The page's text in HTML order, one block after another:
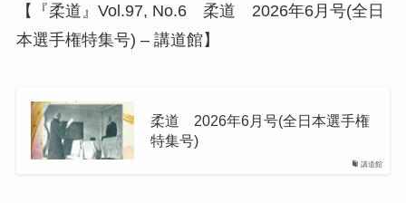
【『柔道』Vol.97, No.6 柔道 2026年6月号(全日
本選手権特集号) – 講道館】
講道館
柔道 2026年6月号(全日本選手権
特集号)